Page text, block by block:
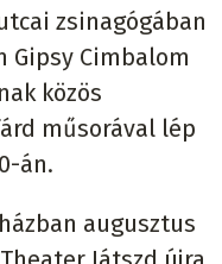
zsinagógában
Gipsy Cimbalom
közös
műsorával lép
án.
augusztus